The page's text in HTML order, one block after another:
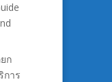
ก
การ